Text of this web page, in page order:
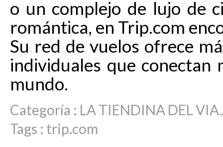
o un complejo de lujo de
romántica, en Trip.com
Su red de vuelos ofrece
individuales que conectan
mundo.
Categoría : LA TIENDINA DEL
Tags : trip.com